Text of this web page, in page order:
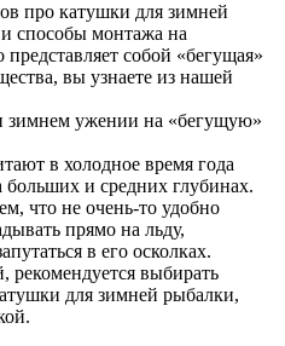
про катушки для зимней
способы монтажа на
собой «бегущая»
вы узнаете из нашей
зимнем ужении на «бегущую»
в холодное время года
больших и средних глубинах.
что не очень-то удобно
прямо на льду,
в его осколках.
рекомендуется выбирать
для зимней рыбалки,